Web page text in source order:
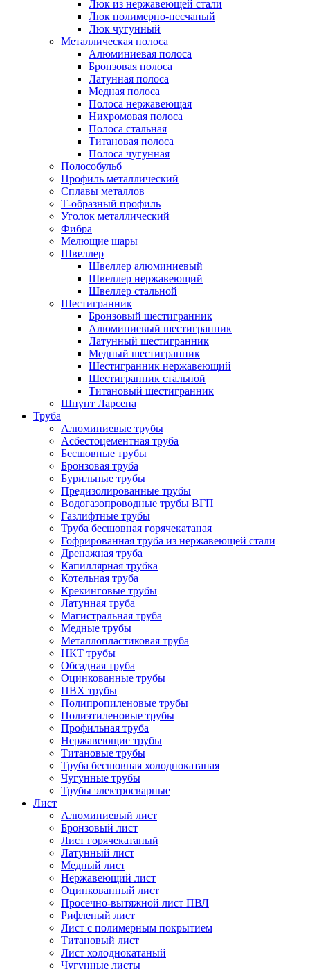
Люк из нержавеющей стали
Люк полимерно-песчаный
Люк чугунный
Металлическая полоса
Алюминиевая полоса
Бронзовая полоса
Латунная полоса
Медная полоса
Полоса нержавеющая
Нихромовая полоса
Полоса стальная
Титановая полоса
Полоса чугунная
Полособульб
Профиль металлический
Сплавы металлов
Т-образный профиль
Уголок металлический
Фибра
Мелющие шары
Швеллер
Швеллер алюминиевый
Швеллер нержавеющий
Швеллер стальной
Шестигранник
Бронзовый шестигранник
Алюминиевый шестигранник
Латунный шестигранник
Медный шестигранник
Шестигранник нержавеющий
Шестигранник стальной
Титановый шестигранник
Шпунт Ларсена
Труба
Алюминиевые трубы
Асбестоцементная труба
Бесшовные трубы
Бронзовая труба
Бурильные трубы
Предизолированные трубы
Водогазопроводные трубы ВГП
Газлифтные трубы
Труба бесшовная горячекатаная
Гофрированная труба из нержавеющей стали
Дренажная труба
Капиллярная трубка
Котельная труба
Крекинговые трубы
Латунная труба
Магистральная труба
Медные трубы
Металлопластиковая труба
НКТ трубы
Обсадная труба
Оцинкованные трубы
ПВХ трубы
Полипропиленовые трубы
Полиэтиленовые трубы
Профильная труба
Нержавеющие трубы
Титановые трубы
Труба бесшовная холоднокатаная
Чугунные трубы
Трубы электросварные
Лист
Алюминиевый лист
Бронзовый лист
Лист горячекатаный
Латунный лист
Медный лист
Нержавеющий лист
Оцинкованный лист
Просечно-вытяжной лист ПВЛ
Рифленый лист
Лист с полимерным покрытием
Титановый лист
Лист холоднокатаный
Чугунные листы